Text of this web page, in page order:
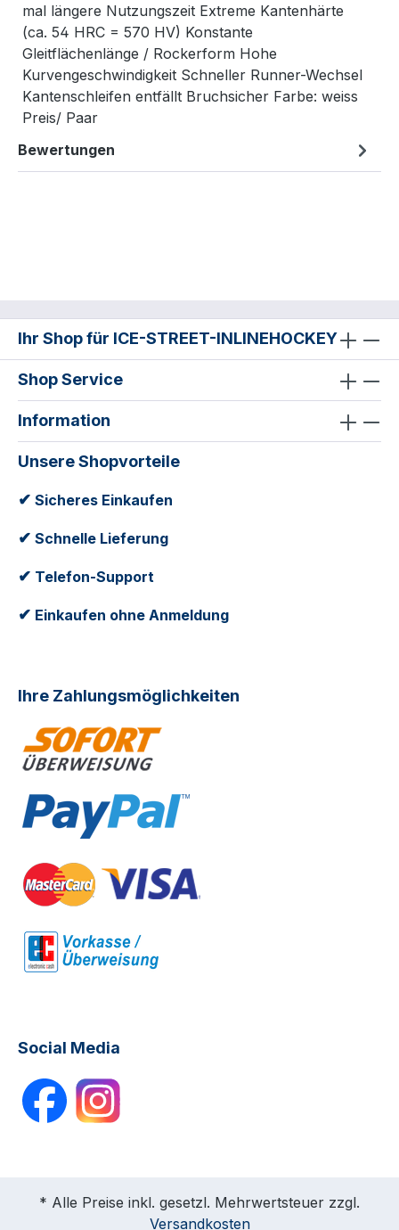
mal längere Nutzungszeit Extreme Kantenhärte
(ca. 54 HRC = 570 HV) Konstante
Gleitflächenlänge / Rockerform Hohe
Kurvengeschwindigkeit Schneller Runner-Wechsel
Kantenschleifen entfällt Bruchsicher Farbe: weiss
Preis/ Paar
Bewertungen
Ihr Shop für ICE-STREET-INLINEHOCKEY
Shop Service
Information
Unsere Shopvorteile
✔ Sicheres Einkaufen
✔ Schnelle Lieferung
✔ Telefon-Support
✔ Einkaufen ohne Anmeldung
Ihre Zahlungsmöglichkeiten
Social Media
* Alle Preise inkl. gesetzl. Mehrwertsteuer zzgl.
Versandkosten